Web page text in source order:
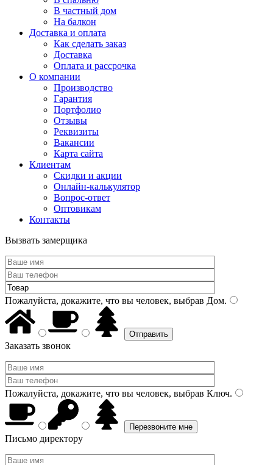
В частный дом
На балкон
Доставка и оплата
Как сделать заказ
Доставка
Оплата и рассрочка
О компании
Производство
Гарантия
Портфолио
Отзывы
Реквизиты
Вакансии
Карта сайта
Клиентам
Скидки и акции
Онлайн-калькулятор
Вопрос-ответ
Оптовикам
Контакты
Вызвать замерщика
Пожалуйста, докажите, что вы человек, выбрав Дом.
Заказать звонок
Пожалуйста, докажите, что вы человек, выбрав Ключ.
Письмо директору